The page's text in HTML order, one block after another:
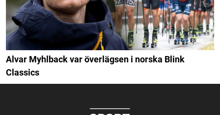
Alvar Myhlback var överlägsen i norska Blink
Classics